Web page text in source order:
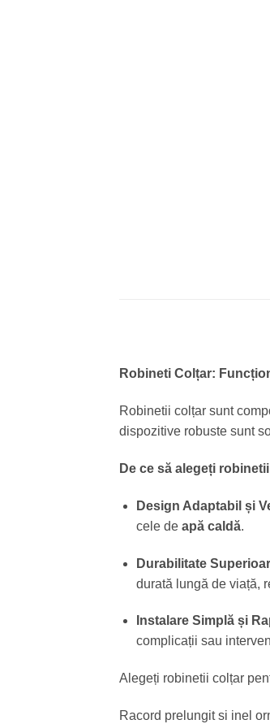
Robineti Colțar:
Robinetii colțar sunt
dispozitive robuste sunt
De ce să alegeți
Design Adaptabil și
cele de apă caldă.
Durabilitate
durată lungă de viață,
Instalare Simplă și
complicații sau
Alegeți robinetii colțar
Racord prelungit si inel